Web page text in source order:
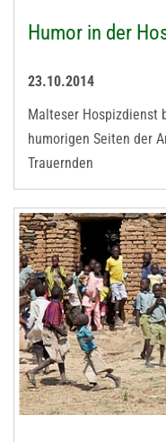
Humor in der
23.10.2014
Malteser Hospizdienst
humorigen Seiten der
Trauernden